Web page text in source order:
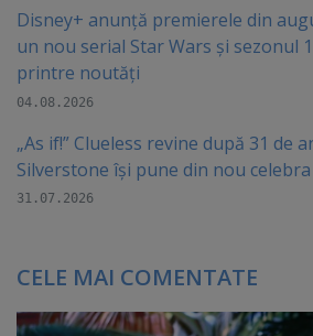
Disney+ anunță premierele din
un nou serial Star Wars și sezonul
printre noutăți
04.08.2026
„As if!” Clueless revine după 31 de
Silverstone își pune din nou
31.07.2026
CELE MAI COMENTATE